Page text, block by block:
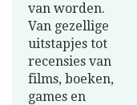
van worden.
Van gezellige
uitstapjes tot
recensies van
films, boeken,
games en